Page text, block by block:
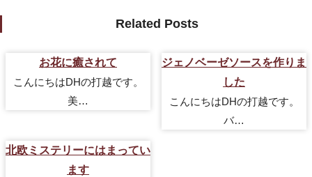
Related Posts
お花に癒されて
こんにちはDHの打越です。
美…
ジェノベーゼソースを作りま
した
こんにちはDHの打越です。
バ…
北欧ミステリーにはまってい
ます